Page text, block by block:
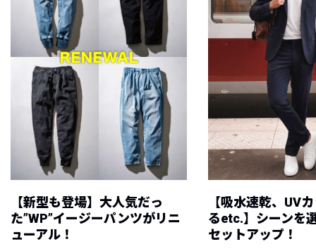
【新型も登場】大人気だっ
た”WP”イージーパンツがリニ
ューアル！
【吸水速乾、UV
るetc.】シーンを
セットアップ！